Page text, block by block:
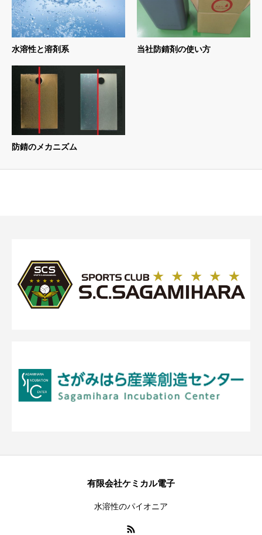
水溶性と溶剤系 当社防錆剤の使い方
防錆のメカニズム
有限会社ケミカル電子
水溶性のパイオニア